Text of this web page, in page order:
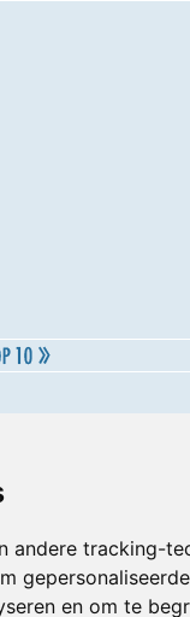
andere tracking-
en om te